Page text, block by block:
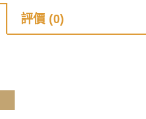
評價 (0)